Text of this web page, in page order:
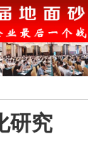
研究